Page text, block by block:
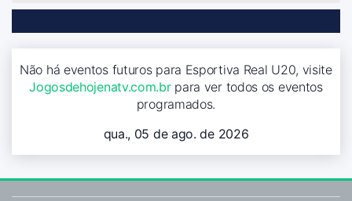
Não há eventos futuros para Esportiva Real U20, visite
Jogosdehojenatv.com.brpara ver todos os eventos
programados.
qua., 05 de ago. de 2026